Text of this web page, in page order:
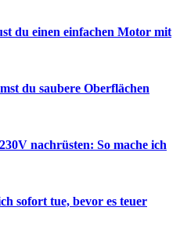
du einen einfachen Motor mit
du saubere Oberflächen
nachrüsten: So mache ich
sofort tue, bevor es teuer